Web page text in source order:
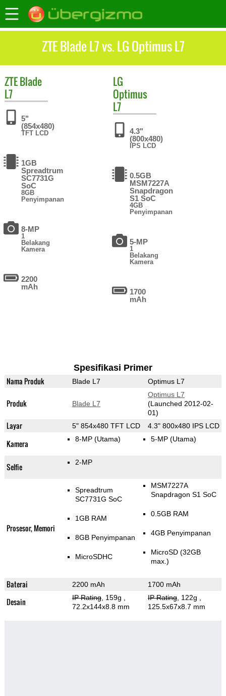
ZTE Blade L7 vs. LG Optimus L7
ZTEBlade
L7
5"
(854x480)
TFT LCD
1GB
Spreadtrum
SC7731G
SoC
8GB
Penyimpanan
8-MP
1
Belakang
Kamera
2200
mAh
LG
Optimus
L7
4.3"
(800x480)
IPS LCD
0.5GB
MSM7227A
Snapdragon
S1 SoC
4GB
Penyimpanan
5-MP
1
Belakang
Kamera
1700
mAh
Spesifikasi Primer
Nama Produk Blade L7 Optimus L7
Produk Blade L7
Optimus L7
(Launched 2012-02-
01)
Layar 5" 854x480 TFT LCD 4.3" 800x480 IPS LCD
Kamera 8-MP (Utama) 5-MP (Utama)
Selfie 2-MP
Prosesor, Memori
Spreadtrum
SC7731G SoC
1GB RAM
8GB Penyimpanan
MicroSDHC
MSM7227A
Snapdragon S1 SoC
0.5GB RAM
4GB Penyimpanan
MicroSD (32GB
max.)
Baterai 2200 mAh 1700 mAh
Desain IP Rating, 159g
72.2x144x8.8 mm
IP Rating, 122g
125.5x67x8.7 mm